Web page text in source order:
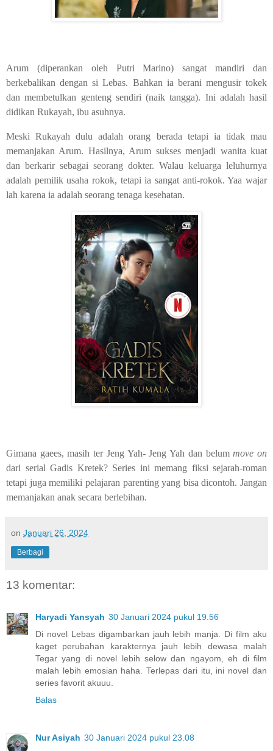
Arum (diperankan oleh Putri Marino) sangat mandiri dan
berkebalikan dengan si Lebas. Bahkan ia berani mengusir tokek
dan membetulkan genteng sendiri (naik tangga). Ini adalah hasil
didikan Rukayah, ibu asuhnya.
Meski Rukayah dulu adalah orang berada tetapi ia tidak mau
memanjakan Arum. Hasilnya, Arum sukses menjadi wanita kuat
dan berkarir sebagai seorang dokter. Walau keluarga leluhurnya
adalah pemilik usaha rokok, tetapi ia sangat anti-rokok. Yaa wajar
lah karena ia adalah seorang tenaga kesehatan.
Gimana gaees, masih ter Jeng Yah- Jeng Yah dan belummove on
dari serial Gadis Kretek? Series ini memang fiksi sejarah-roman
tetapi juga memiliki pelajaran parenting yang bisa dicontoh. Jangan
memanjakan anak secara berlebihan.
on Januari 26, 2024
Berbagi
13 komentar:
Haryadi Yansyah 30 Januari 2024 pukul 19.56
Di novel Lebas digambarkan jauh lebih manja. Di film aku
kaget perubahan karakternya jauh lebih dewasa malah
Tegar yang di novel lebih selow dan ngayom, eh di film
malah lebih emosian haha. Terlepas dari itu, ini novel dan
series favorit akuuu.
Balas
Nur Asiyah 30 Januari 2024 pukul 23.08